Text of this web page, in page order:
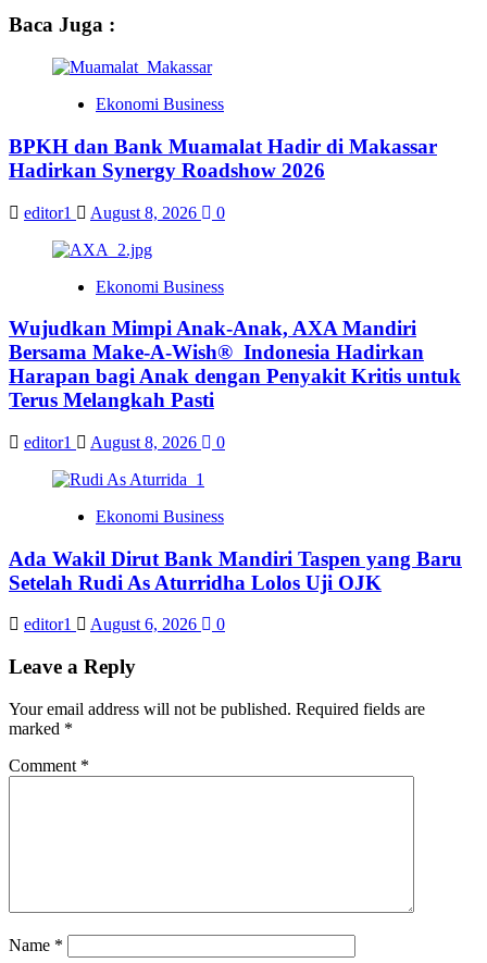
Baca Juga :
Ekonomi Business
BPKH dan Bank Muamalat Hadir di Makassar
Hadirkan Synergy Roadshow 2026
editor1 August 8, 2026 0
Ekonomi Business
Wujudkan Mimpi Anak-Anak, AXA Mandiri
Bersama Make-A-Wish® Indonesia Hadirkan
Harapan bagi Anak dengan Penyakit Kritis untuk
Terus Melangkah Pasti
editor1 August 8, 2026 0
Ekonomi Business
Ada Wakil Dirut Bank Mandiri Taspen yang Baru
Setelah Rudi As Aturridha Lolos Uji OJK
editor1 August 6, 2026 0
Leave a Reply
Your email address will not be published. Required fields are
marked *
Comment *
Name *